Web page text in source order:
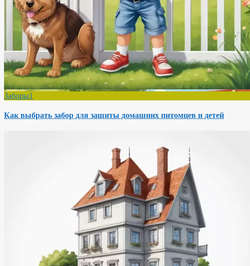
Заборы1
Как выбрать забор для защиты домашних питомцев и детей